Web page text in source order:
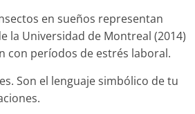
en sueños representan
la Universidad de Montreal (2014)
con períodos de estrés laboral.
Son el lenguaje simbólico de tu